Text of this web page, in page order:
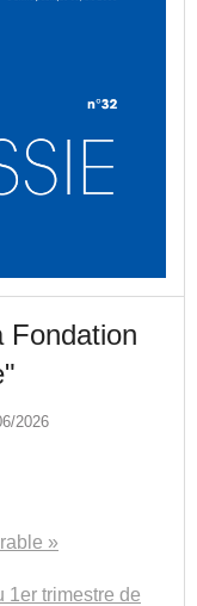
Fondation
2026
»
1er trimestre de